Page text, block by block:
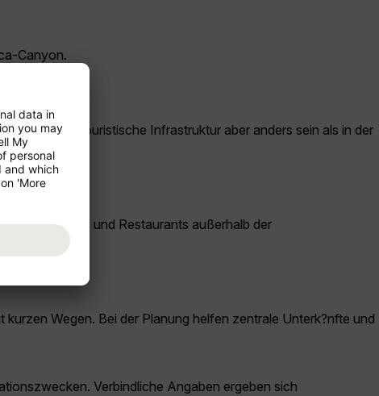
Canyon.
und touristische Infrastruktur aber anders sein als in der
und Restaurants außerhalb der
Wegen. Bei der Planung helfen zentrale Unterk?nfte und
Verbindliche Angaben ergeben sich